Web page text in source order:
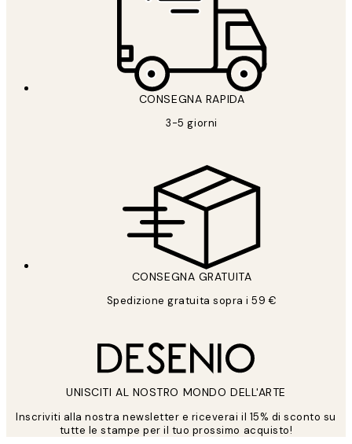
CONSEGNA RAPIDA
3-5 giorni
CONSEGNA GRATUITA
Spedizione gratuita sopra i 59 €
UNISCITI AL NOSTRO MONDO DELL'ARTE
Inscriviti alla nostra newsletter e riceverai il 15% di sconto su
tutte le stampe per il tuo prossimo acquisto!